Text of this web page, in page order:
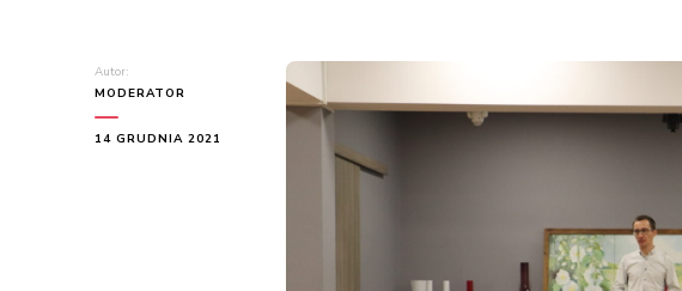
Autor:
MODERATOR
14 GRUDNIA 2021